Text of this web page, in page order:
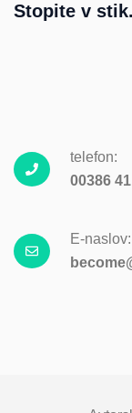
Stopite v stik.
telefon:
00386
E-naslov: